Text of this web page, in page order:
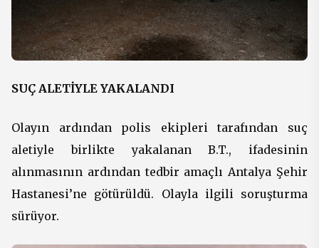
SUÇ ALETİYLE YAKALANDI
Olayın ardından polis ekipleri tarafından suç
aletiyle birlikte yakalanan B.T., ifadesinin
alınmasının ardından tedbir amaçlı Antalya Şehir
Hastanesi’ne götürüldü. Olayla ilgili soruşturma
sürüyor.